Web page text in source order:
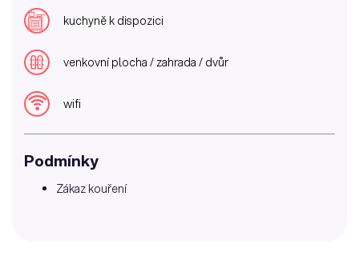
kuchyně k dispozici
venkovní plocha / zahrada / dvůr
wifi
Podmínky
Zákaz kouření